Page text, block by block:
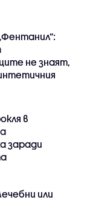
не знаят,
в
заради
или